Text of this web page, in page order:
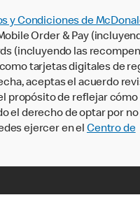
y Condiciones de
Order & Pay
(incluyendo las
tarjetas digitales de
aceptas el acuerdo
propósito de reflejar cómo
el derecho de optar por no
ejercer en el Centro de